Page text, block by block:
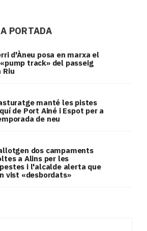
PORTADA
d'Àneu posa en marxa el
track» del passeig
Riu
manté les pistes
de Port Ainé i Espot per a
de neu
dos campaments
a Alins per les
i l'alcalde alerta que
vist «desbordats»